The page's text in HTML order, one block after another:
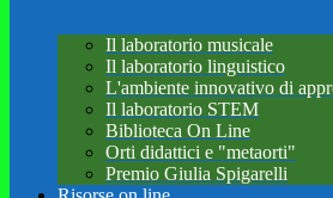
Il laboratorio musicale
Il laboratorio linguistico
L'ambiente innovativo di
Il laboratorio STEM
Biblioteca On Line
Orti didattici e "metaorti"
Premio Giulia Spigarelli